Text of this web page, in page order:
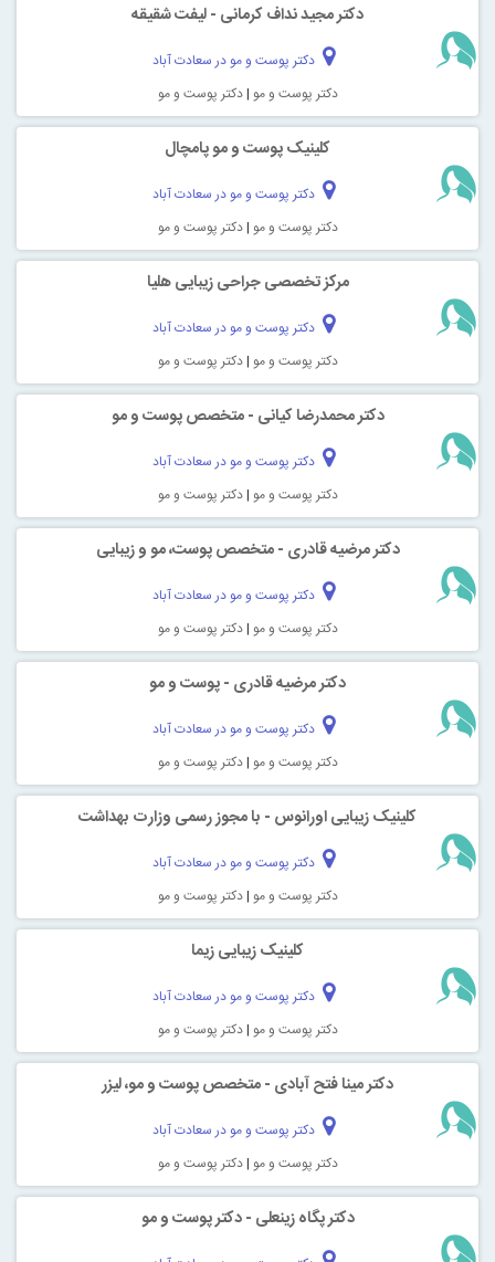
دکتر مجید نداف کرمانی - لیفت شقیقه
دکتر پوست و مو در سعادت آباد
دکتر پوست و مو |دکتر پوست و مو
کلینیک پوست و مو پامچال
دکتر پوست و مو در سعادت آباد
دکتر پوست و مو |دکتر پوست و مو
مرکز تخصصی جراحی زیبایی هلیا
دکتر پوست و مو در سعادت آباد
دکتر پوست و مو |دکتر پوست و مو
دکتر محمدرضا کیانی - متخصص پوست و مو
دکتر پوست و مو در سعادت آباد
دکتر پوست و مو |دکتر پوست و مو
دکتر مرضیه قادری - متخصص پوست، مو و زیبایی
دکتر پوست و مو در سعادت آباد
دکتر پوست و مو |دکتر پوست و مو
دکتر مرضیه قادری - پوست و مو
دکتر پوست و مو در سعادت آباد
دکتر پوست و مو |دکتر پوست و مو
کلینیک زیبایی اورانوس - با مجوز رسمی وزارت بهداشت
دکتر پوست و مو در سعادت آباد
دکتر پوست و مو |دکتر پوست و مو
کلینیک زیبایی زیما
دکتر پوست و مو در سعادت آباد
دکتر پوست و مو |دکتر پوست و مو
دکتر مینا فتح آبادی - متخصص پوست و مو، لیزر
دکتر پوست و مو در سعادت آباد
دکتر پوست و مو |دکتر پوست و مو
دکتر پگاه زینعلی - دکتر پوست و مو